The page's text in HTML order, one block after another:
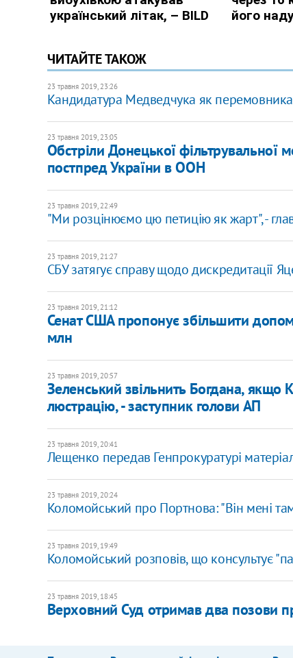
ЧИТАЙТЕ ТАКОЖ
23 травня 2019, 23:26
Кандидатура Медведчука як перемовника
23 травня 2019, 23:05
Обстріли Донецької фільтрувальної
постпред України в ООН
23 травня 2019, 22:49
"Ми розцінюємо цю петицію як жарт", -
23 травня 2019, 21:27
СБУ затягує справу щодо дискредитації
23 травня 2019, 21:12
Сенат США пропонує збільшити
млн
23 травня 2019, 20:57
Зеленський звільнить Богдана, якщо
люстрацію, - заступник голови АП
23 травня 2019, 20:41
Лещенко передав Генпрокуратурі
23 травня 2019, 20:24
Коломойський про Портнова: "Він мені
23 травня 2019, 19:49
​​Коломойський розповів, що консультує
23 травня 2019, 18:45
Верховний Суд отримав два позови